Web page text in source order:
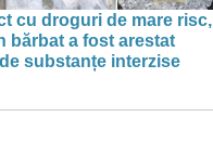
cu droguri de mare risc,
bărbat a fost arestat
substanțe interzise